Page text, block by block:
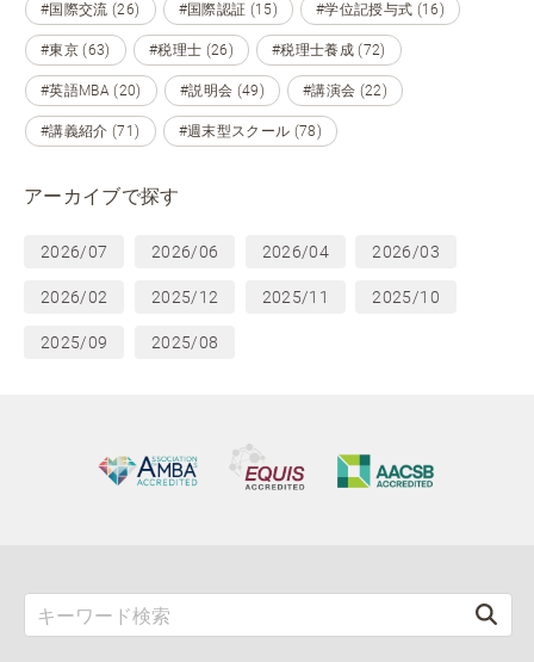
#国際交流 (26) #国際認証 (15) #学位記授与式 (16)
#東京 (63) #税理士 (26) #税理士養成 (72)
#英語MBA (20) #説明会 (49) #講演会 (22)
#講義紹介 (71) #週末型スクール (78)
アーカイブで探す
2026/07 2026/06 2026/04 2026/03
2026/02 2025/12 2025/11 2025/10
2025/09 2025/08